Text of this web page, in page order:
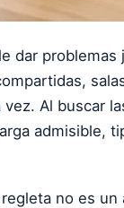
dar
Al buscar
admisible,
no es